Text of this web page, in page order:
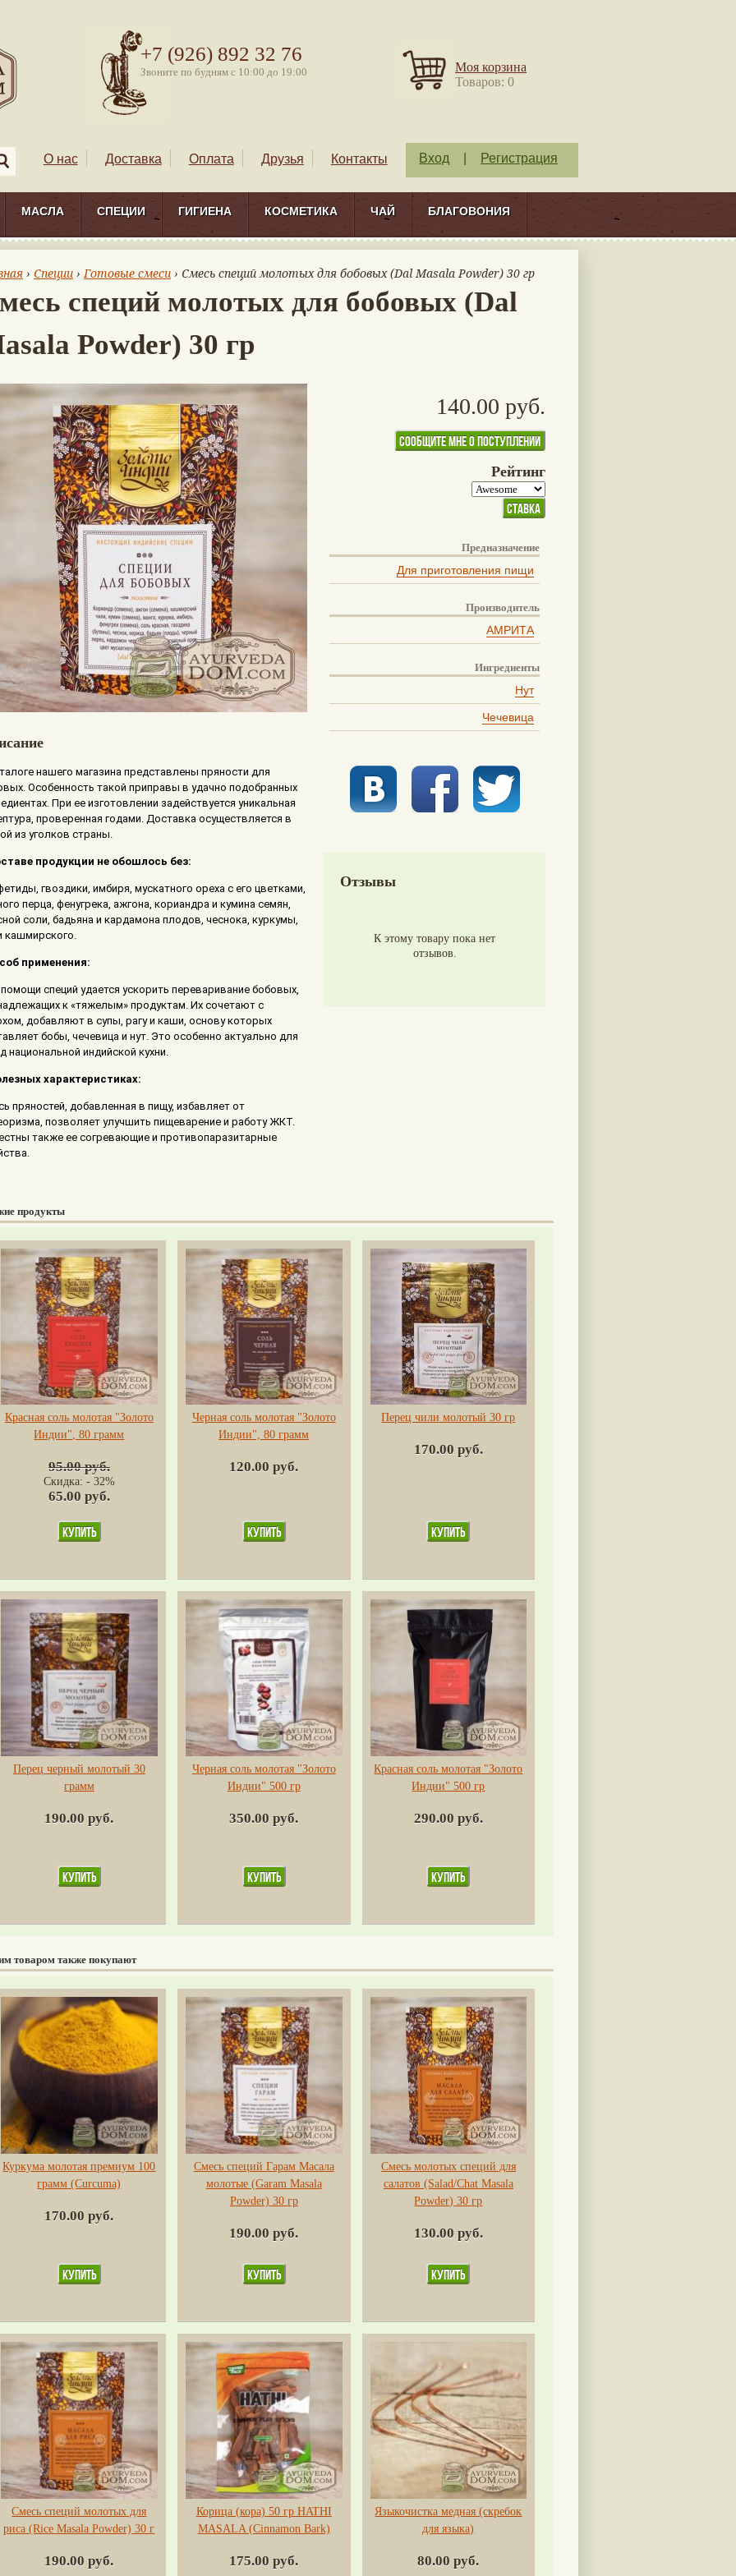
+7 (926) 892 32 76
Звоните по будням с 10:00 до 19:00
Моя корзина
Товаров: 0
О нас Доставка Оплата Друзья Контакты Вход Регистрация
МАСЛА СПЕЦИИ ГИГИЕНА КОСМЕТИКА ЧАЙ БЛАГОВОНИЯ
› Специи ›Готовые смеси › Смесь специй молотых для бобовых (Dal Masala Powder) 30 гр
специй молотых для бобовых (Dal
Powder) 30 гр
нашего магазина представлены пряности для
Особенность такой приправы в удачно подобранных
При ее изготовлении задействуется уникальная
проверенная годами. Доставка осуществляется в
из уголков страны.
продукции не обошлось без:
гвоздики, имбиря, мускатного ореха с его цветками,
перца, фенугрека, ажгона, кориандра и кумина семян,
соли, бадьяна и кардамона плодов, чеснока, куркумы,
кашмирского.
применения:
специй удается ускорить переваривание бобовых,
к «тяжелым» продуктам. Их сочетают с
добавляют в супы, рагу и каши, основу которых
бобы, чечевица и нут. Это особенно актуально для
национальной индийской кухни.
характеристиках:
пряностей, добавленная в пищу, избавляет от
позволяет улучшить пищеварение и работу ЖКТ.
также ее согревающие и противопаразитарные
140.00 руб.
Рейтинг
Предназначение
Для приготовления пищи
Производитель
АМРИТА
Ингредиенты
Нут
Чечевица
Отзывы
К этому товару пока нет
отзывов.
продукты
Красная соль молотая "Золото
Индии", 80 грамм
95.00 руб.
Скидка: - 32%
65.00 руб.
Черная соль молотая "Золото
Индии", 80 грамм
120.00 руб.
Перец чили молотый 30 гр
170.00 руб.
Перец черный молотый 30
грамм
190.00 руб.
Черная соль молотая "Золото
Индии" 500 гр
350.00 руб.
Красная соль молотая "Золото
Индии" 500 гр
290.00 руб.
товаром также покупают
Куркума молотая премиум 100
грамм (Сurсuma)
170.00 руб.
Смесь специй Гарам Масала
молотые (Garam Masala
Powder) 30 гр
190.00 руб.
Смесь молотых специй для
салатов (Salad/Chat Masala
Powder) 30 гр
130.00 руб.
Смесь специй молотых для
риса (Rice Masala Powder) 30 г
190.00 руб.
Корица (кора) 50 гр HATHI
MASALA (Cinnamon Bark)
175.00 руб.
Языкочистка медная (скребок
для языка)
80.00 руб.